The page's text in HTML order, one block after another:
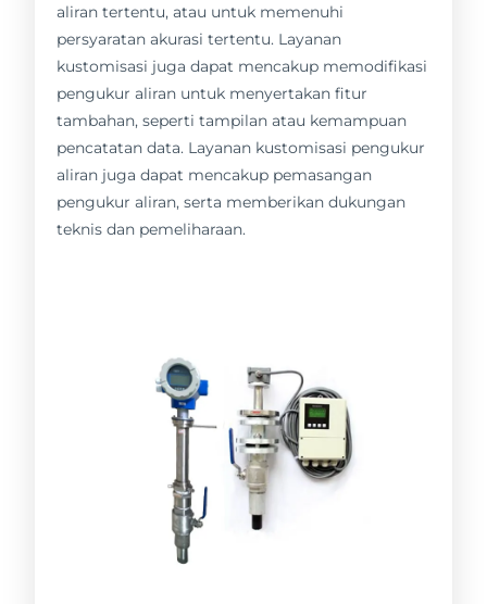
aliran tertentu, atau untuk memenuhi
persyaratan akurasi tertentu. Layanan
kustomisasi juga dapat mencakup memodifikasi
pengukur aliran untuk menyertakan fitur
tambahan, seperti tampilan atau kemampuan
pencatatan data. Layanan kustomisasi pengukur
aliran juga dapat mencakup pemasangan
pengukur aliran, serta memberikan dukungan
teknis dan pemeliharaan.